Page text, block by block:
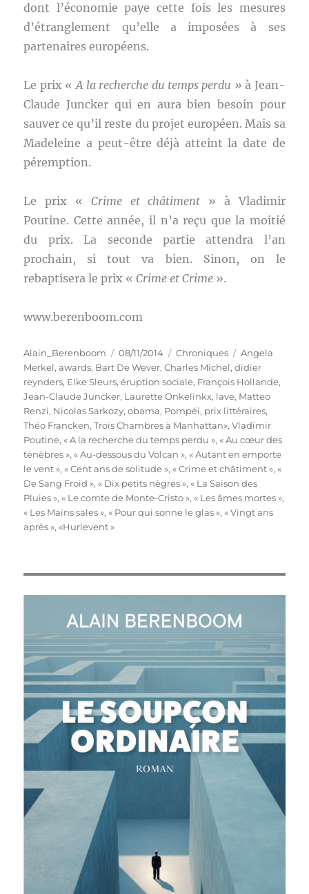
dont l’économie paye cette fois les mesures
d’étranglement qu’elle a imposées à ses
partenaires européens.
Le prix «A la recherche du temps perdu »à Jean-
Claude Juncker qui en aura bien besoin pour
sauver ce qu’il reste du projet européen. Mais sa
Madeleine a peut-être déjà atteint la date de
péremption.
Le prix « Crime et châtiment » à Vladimir
Poutine. Cette année, il n’a reçu que la moitié
du prix. La seconde partie attendra l’an
prochain, si tout va bien. Sinon, on le
rebaptisera le prix «Crime et Crime ».
www.berenboom.com
Auteur
Alain_Berenboom
Publié
le
08/11/2014 Catégories
Chroniques Étiquettes
Angela
Merkel,awards, Bart De Wever,Charles Michel,didier
reynders, Elke Sleurs,éruption sociale, François Hollande,
Jean-Claude Juncker, Laurette Onkelinkx, lave, Matteo
Renzi, Nicolas Sarkozy,obama, Pompéi, prix littéraires,
Théo Francken,Trois Chambres à Manhattan»,Vladimir
Poutine, « A la recherche du temps perdu », « Au cœur des
ténèbres », « Au-dessous du Volcan », « Autant en emporte
le vent », « Cent ans de solitude », « Crime et châtiment », «
De Sang Froid », « Dix petits nègres », « La Saison des
Pluies », « Le comte de Monte-Cristo », « Les âmes mortes »,
« Les Mains sales », « Pour qui sonne le glas », « Vingt ans
après », «Hurlevent »